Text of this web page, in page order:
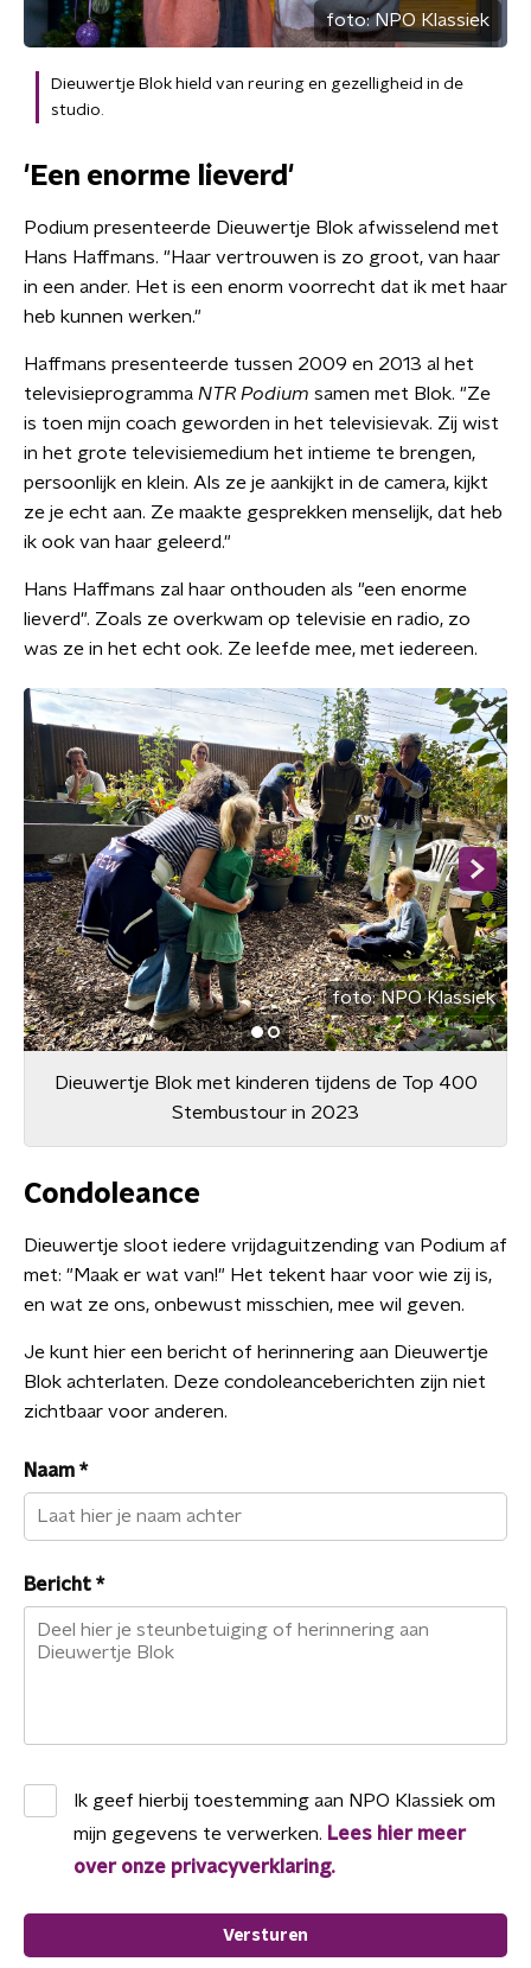
foto:NPO Klassiek
Dieuwertje Blok hield van reuring en gezelligheid in de
studio.
'Een enorme lieverd'
Podium presenteerde Dieuwertje Blok afwisselend met
Hans Haffmans. "Haar vertrouwen is zo groot, van haar
in een ander. Het is een enorm voorrecht dat ik met haar
heb kunnen werken."
Haffmans presenteerde tussen 2009 en 2013 al het
televisieprogramma NTR Podium samen met Blok. "Ze
is toen mijn coach geworden in het televisievak. Zij wist
in het grote televisiemedium het intieme te brengen,
persoonlijk en klein. Als ze je aankijkt in de camera, kijkt
ze je echt aan. Ze maakte gesprekken menselijk, dat heb
ik ook van haar geleerd."
Hans Haffmans zal haar onthouden als "een enorme
lieverd". Zoals ze overkwam op televisie en radio, zo
was ze in het echt ook. Ze leefde mee, met iedereen.
foto:NPO Klassiek
Dieuwertje Blok met kinderen tijdens de Top 400
Stembustour in 2023
Condoleance
Dieuwertje sloot iedere vrijdaguitzending van Podium af
met: "Maak er wat van!" Het tekent haar voor wie zij is,
en wat ze ons, onbewust misschien, mee wil geven.
Je kunt hier een bericht of herinnering aan Dieuwertje
Blok achterlaten. Deze condoleanceberichten zijn niet
zichtbaar voor anderen.
Naam *
Bericht *
Ik geef hierbij toestemming aan NPO Klassiek om
mijn gegevens te verwerken. Lees hier meer
over onze privacyverklaring.
Versturen